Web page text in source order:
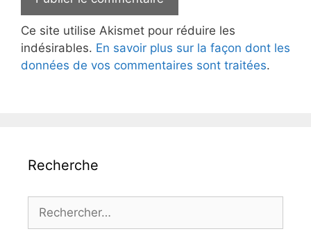
Ce site utilise Akismet pour réduire les
indésirables. En savoir plus sur la façon dont les
données de vos commentaires sont traitées.
Recherche